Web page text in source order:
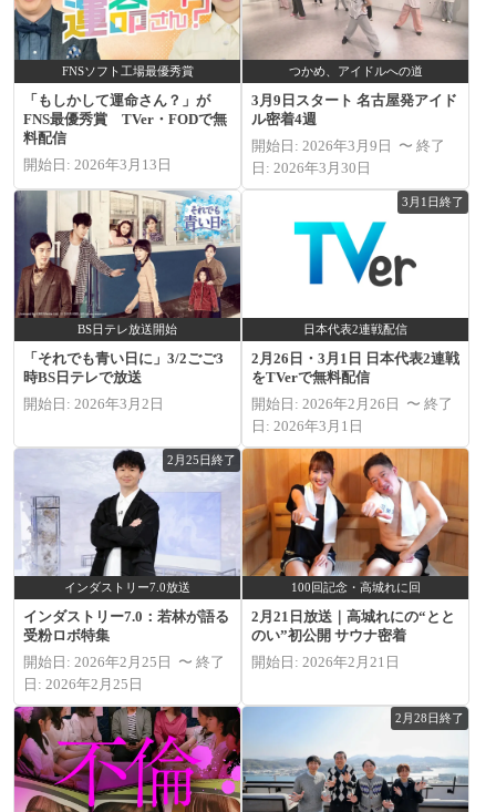
FNSソフト工場最優秀賞
「もしかして運命さん？」が
FNS最優秀賞 TVer・FODで無
料配信
開始日: 2026年3月13日
つかめ、アイドルへの道
3月9日スタート 名古屋発アイド
ル密着4週
開始日: 2026年3月9日 〜 終了
日: 2026年3月30日
BS日テレ放送開始
「それでも青い日に」3/2ごご3
時BS日テレで放送
開始日: 2026年3月2日
3月1日終了
日本代表2連戦配信
2月26日・3月1日 日本代表2連戦
をTVerで無料配信
開始日: 2026年2月26日 〜 終了
日: 2026年3月1日
2月25日終了
インダストリー7.0放送
インダストリー7.0：若林が語る
受粉ロボ特集
開始日: 2026年2月25日 〜 終了
日: 2026年2月25日
100回記念・高城れに回
2月21日放送｜高城れにの“とと
のい”初公開 サウナ密着
開始日: 2026年2月21日
2月28日終了